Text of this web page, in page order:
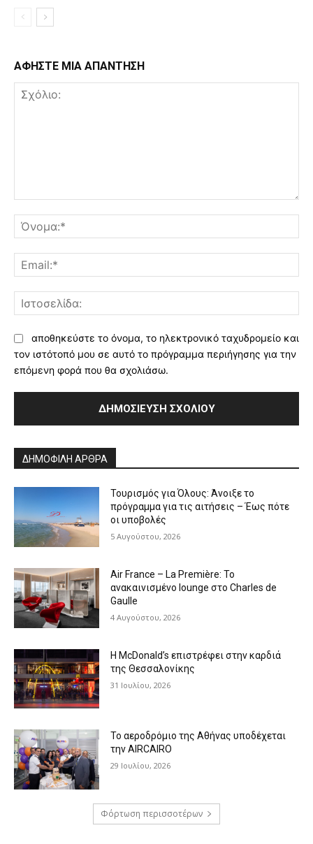
ΑΦΗΣΤΕ ΜΙΑ ΑΠΑΝΤΗΣΗ
αποθηκεύστε το όνομα, το ηλεκτρονικό ταχυδρομείο και
τον ιστότοπό μου σε αυτό το πρόγραμμα περιήγησης για την
επόμενη φορά που θα σχολιάσω.
ΔΗΜΟΦΙΛΗ ΑΡΘΡΑ
Τουρισμός για Όλους: Άνοιξε το
πρόγραμμα για τις αιτήσεις – Έως πότε
οι υποβολές
5 Αυγούστου, 2026
Air France – La Première: Το
ανακαινισμένο lounge στο Charles de
Gaulle
4 Αυγούστου, 2026
Η McDonald’s επιστρέφει στην καρδιά
της Θεσσαλονίκης
31 Ιουλίου, 2026
Το αεροδρόμιο της Αθήνας υποδέχεται
την AIRCAIRO
29 Ιουλίου, 2026
Φόρτωση περισσοτέρων